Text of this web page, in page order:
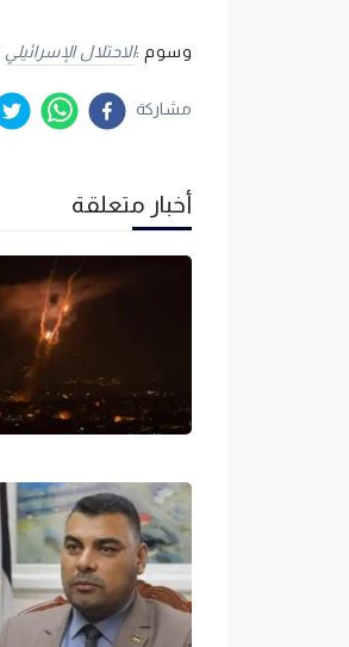
وسوم :الاحتلال الإسرائيلي
مشاركة
أخبار متعلقة